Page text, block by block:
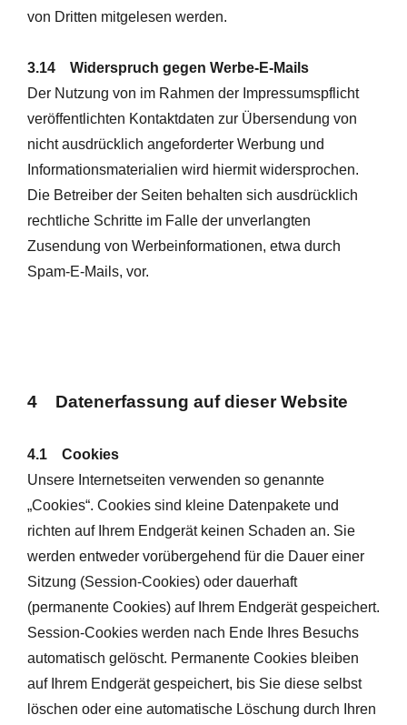
von Dritten mitgelesen werden.
3.14 Widerspruch gegen Werbe-E-Mails
Der Nutzung von im Rahmen der Impressumspflicht
veröffentlichten Kontaktdaten zur Übersendung von
nicht ausdrücklich angeforderter Werbung und
Informationsmaterialien wird hiermit widersprochen.
Die Betreiber der Seiten behalten sich ausdrücklich
rechtliche Schritte im Falle der unverlangten
Zusendung von Werbeinformationen, etwa durch
Spam-E-Mails, vor.
4 Datenerfassung auf dieser Website
4.1 Cookies
Unsere Internetseiten verwenden so genannte
„Cookies“. Cookies sind kleine Datenpakete und
richten auf Ihrem Endgerät keinen Schaden an. Sie
werden entweder vorübergehend für die Dauer einer
Sitzung (Session-Cookies) oder dauerhaft
(permanente Cookies) auf Ihrem Endgerät gespeichert.
Session-Cookies werden nach Ende Ihres Besuchs
automatisch gelöscht. Permanente Cookies bleiben
auf Ihrem Endgerät gespeichert, bis Sie diese selbst
löschen oder eine automatische Löschung durch Ihren